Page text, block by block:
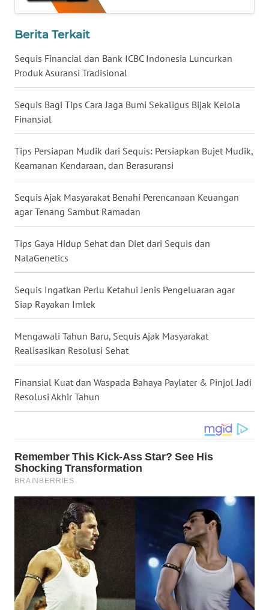
Berita Terkait
Sequis Financial dan Bank ICBC Indonesia Luncurkan
Produk Asuransi Tradisional
Sequis Bagi Tips Cara Jaga Bumi Sekaligus Bijak Kelola
Finansial
Tips Persiapan Mudik dari Sequis: Persiapkan Bujet Mudik,
Keamanan Kendaraan, dan Berasuransi
Sequis Ajak Masyarakat Benahi Perencanaan Keuangan
agar Tenang Sambut Ramadan
Tips Gaya Hidup Sehat dan Diet dari Sequis dan
NalaGenetics
Sequis Ingatkan Perlu Ketahui Jenis Pengeluaran agar
Siap Rayakan Imlek
Mengawali Tahun Baru, Sequis Ajak Masyarakat
Realisasikan Resolusi Sehat
Finansial Kuat dan Waspada Bahaya Paylater & Pinjol Jadi
Resolusi Akhir Tahun
WN
WN
KALSEL
WN
KALTIM
WN
GORONTALO
SULUT
MALUKU
MALUT
WN
DAIRI
WN
TOBA
WN
NIAS
WN
LANGKAT
WN
TAPANULI
SELATAN